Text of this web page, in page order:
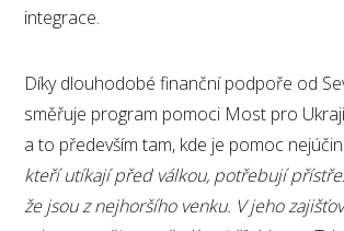
integrace.
Díky dlouhodobé finanční podpoře od
směřuje program pomoci Most pro
a to především tam, kde je pomoc
kteří utíkají před válkou, potřebují
že jsou z nejhoršího venku. V jeho